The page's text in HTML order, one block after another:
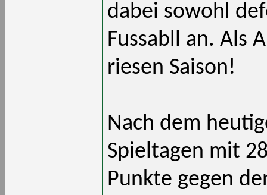
dabei sowohl
Fussabll an. Als
riesen Saison!
Nach dem
Spieltagen mit
Punkte gegen